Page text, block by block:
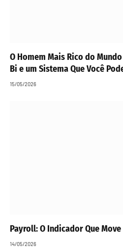
O Homem Mais Rico do
Bi e um Sistema Que Você
15/05/2026
Payroll: O Indicador Que
14/05/2026